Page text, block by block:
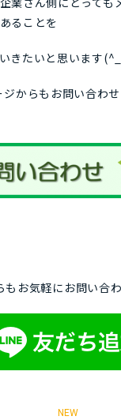
ることを
きたいと思います
からもお問い合わ
お気軽にお問い合わ
NEW